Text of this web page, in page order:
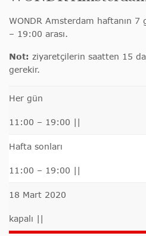
WONDR Amsterdam haftanın
– 19:00 arası.
Not: ziyaretçilerin saatten 15
gerekir.
Her gün
11:00 – 19:00 ||
Hafta sonları
11:00 – 19:00 ||
18 Mart 2020
kapalı ||